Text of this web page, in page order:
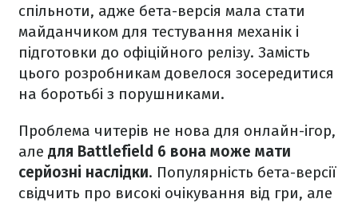
спільноти, адже бета-версія мала стати
майданчиком для тестування механік і
підготовки до офіційного релізу. Замість
цього розробникам довелося зосередитися
на боротьбі з порушниками.
Проблема читерів не нова для онлайн-ігор,
але для Battlefield 6 вона може мати
серйозні наслідки. Популярність бета-версії
свідчить про високі очікування від гри, але